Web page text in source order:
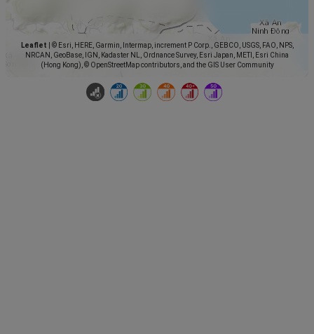
Leaflet
© Esri, HERE, Garmin, Intermap, increment P Corp., GEBCO, USGS, FAO, NPS,
NRCAN, GeoBase, IGN, Kadaster NL, Ordnance Survey, Esri Japan, METI, Esri China
(Hong Kong), © OpenStreetMap contributors, and the GIS User Community